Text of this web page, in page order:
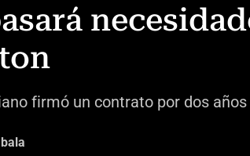
firmó un contrato por dos